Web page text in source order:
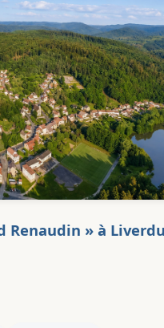
Renaudin » à